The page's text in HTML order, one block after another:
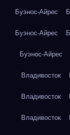
Буэнос-Айрес
Буэнос-Айрес
Буэнос-Айрес
Владивосток
Владивосток
Владивосток